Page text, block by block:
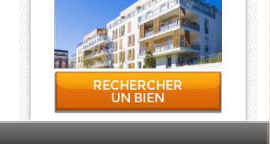
RECHERCHER
UN BIEN